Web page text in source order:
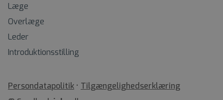
Læge
Overlæge
Leder
Introduktionsstilling
• Tilgængelighedserklæring